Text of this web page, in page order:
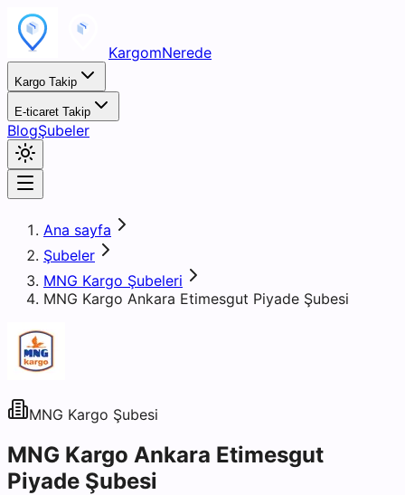
KargomNerede
Kargo Takip
E-ticaret Takip
BlogŞubeler
Ana sayfa
Şubeler
MNG Kargo Şubeleri
MNG Kargo Ankara Etimesgut Piyade Şubesi
MNG Kargo Şubesi
MNG Kargo Ankara Etimesgut
Piyade Şubesi